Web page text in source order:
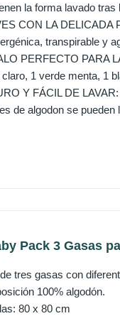
la forma lavado
CON LA DELICADA
transpirable y
PERFECTO PARA
1 verde menta, 1
Y FÁCIL DE
de algodon se
Pack 3 Gasas
tres gasas con
100% algodón.
80 x 80 cm